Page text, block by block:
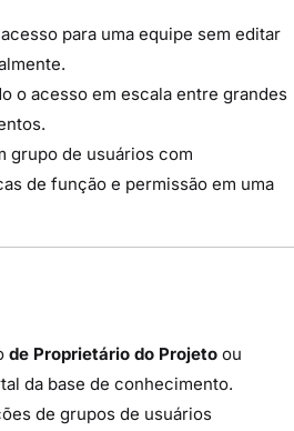
para uma equipe sem editar
o acesso em escala entre grandes
grupo de usuários com
de função e permissão em uma
de Proprietário do Projeto ou
da base de conhecimento.
de grupos de usuários